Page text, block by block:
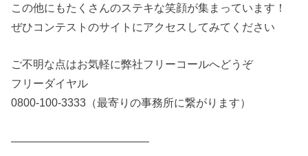
この他にもたくさんのステキな笑顔が集まっています！
ぜひコンテストのサイトにアクセスしてみてください
ご不明な点はお気軽に弊社フリーコールへどうぞ
フリーダイヤル
0800-100-3333（最寄りの事務所に繋がります）
————————————–